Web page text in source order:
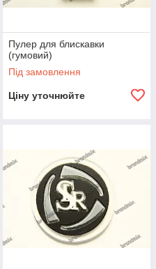
Пулер для блискавки
(гумовий)
Під замовлення
Ціну уточнюйте